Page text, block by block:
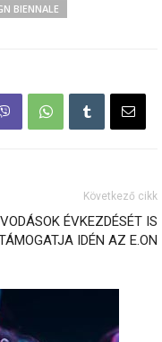
BIENNALE
Következő cikk
ÉVKEZDÉSÉT IS
IDÉN AZ E.ON